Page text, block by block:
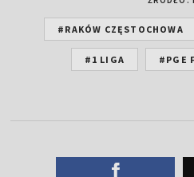
#RAKÓW CZĘSTOCHOWA
#1 LIGA #PGE